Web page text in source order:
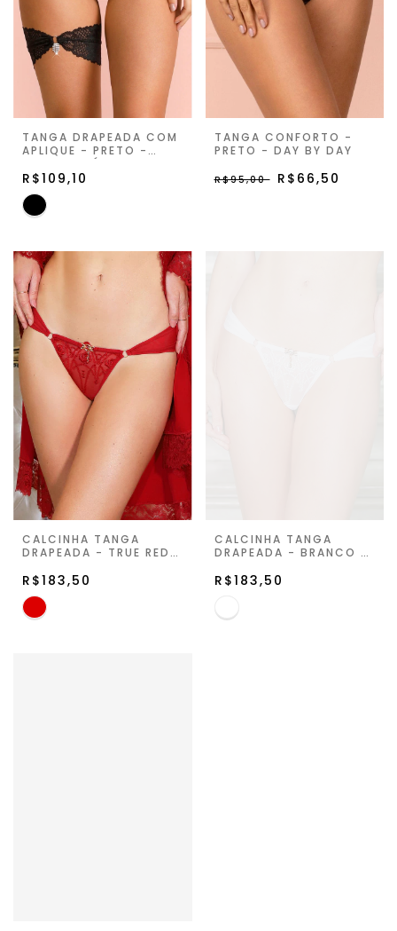
TANGA DRAPEADA COM
APLIQUE - PRETO -
R$109,10
TANGA CONFORTO -
PRETO - DAY BY DAY
R$95,00 R$66,50
CALCINHA TANGA
DRAPEADA - TRUE RED -
R$183,50
CALCINHA TANGA
DRAPEADA - BRANCO -
R$183,50